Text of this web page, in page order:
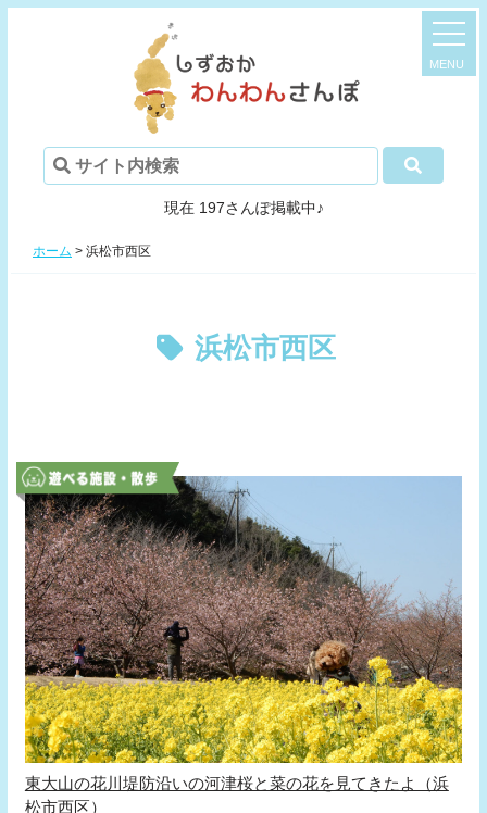
現在 197さんぽ掲載中♪
ホーム > 浜松市西区
浜松市西区
東大山の花川堤防沿いの河津桜と菜の花を見てきたよ（浜
松市西区）